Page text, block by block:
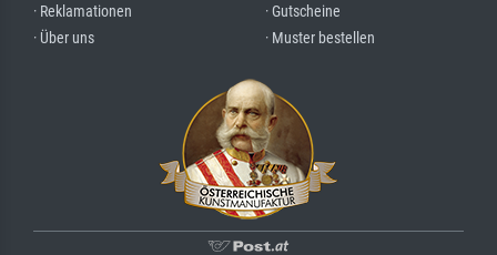
· Reklamationen
· Über uns
· Gutscheine
· Muster bestellen